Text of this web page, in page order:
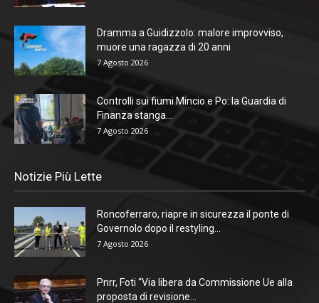
Dramma a Guidizzolo: malore improvviso,
muore una ragazza di 20 anni
7 Agosto 2026
Controlli sui fiumi Mincio e Po: la Guardia di
Finanza stanga...
7 Agosto 2026
Notizie Più Lette
Roncoferraro, riapre in sicurezza il ponte di
Governolo dopo il restyling...
7 Agosto 2026
Pnrr, Foti “Via libera da Commissione Ue alla
proposta di revisione...